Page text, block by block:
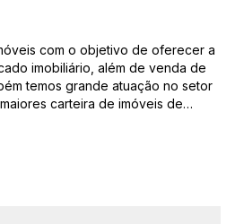
com o objetivo de oferecer a
imobiliário, além de venda de
temos grande atuação no setor
carteira de imóveis de
a nossa Missão, Visão e